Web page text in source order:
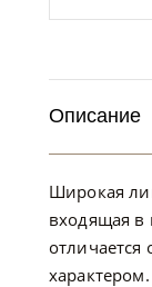
Описание
Широкая
входящая в
характером.